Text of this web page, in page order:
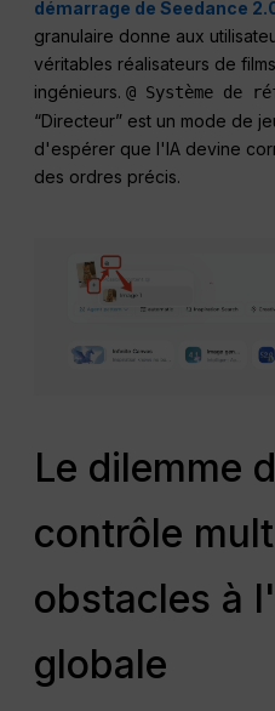
démarrage de Seedance
granulaire donne aux
véritables réalisateurs de
ingénieurs.@ Système de
“Directeur” est un mode de
d'espérer que l'IA devine
des ordres précis.
Le dilemme
contrôle
obstacles à
globale